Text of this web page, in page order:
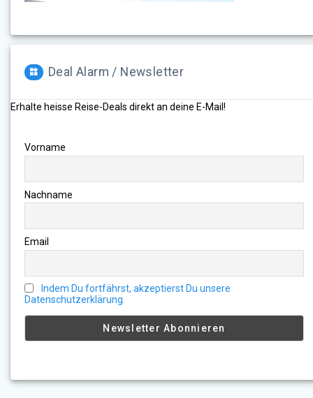
Deal Alarm / Newsletter
Erhalte heisse Reise-Deals direkt an deine E-Mail!
Vorname
Nachname
Email
Indem Du fortfährst, akzeptierst Du unsere
Datenschutzerklärung.